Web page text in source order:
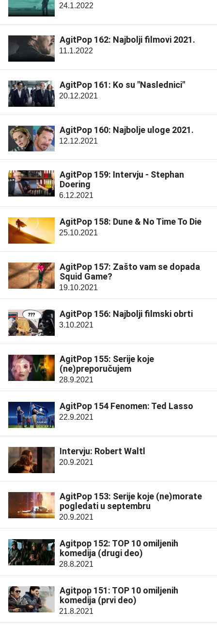
24.1.2022
AgitPop 162: Najbolji filmovi 2021.
11.1.2022
AgitPop 161: Ko su "Naslednici"
20.12.2021
AgitPop 160: Najbolje uloge 2021.
12.12.2021
AgitPop 159: Intervju - Stephan
Doering
6.12.2021
AgitPop 158: Dune & No Time To Die
25.10.2021
AgitPop 157: Zašto vam se dopada
Squid Game?
19.10.2021
AgitPop 156: Najbolji filmski obrti
3.10.2021
AgitPop 155: Serije koje
(ne)preporučujem
28.9.2021
AgitPop 154 Fenomen: Ted Lasso
22.9.2021
Intervju: Robert Waltl
20.9.2021
AgitPop 153: Serije koje (ne)morate
pogledati u septembru
20.9.2021
Agitpop 152: TOP 10 omiljenih
komedija (drugi deo)
28.8.2021
Agitpop 151: TOP 10 omiljenih
komedija (prvi deo)
21.8.2021